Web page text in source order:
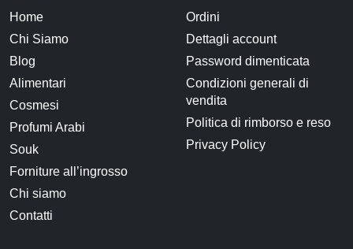
Home
Chi Siamo
Blog
Alimentari
Cosmesi
Profumi Arabi
Souk
Forniture all’ingrosso
Chi siamo
Contatti
Ordini
Dettagli account
Password dimenticata
Condizioni generali di
vendita
Politica di rimborso e reso
Privacy Policy